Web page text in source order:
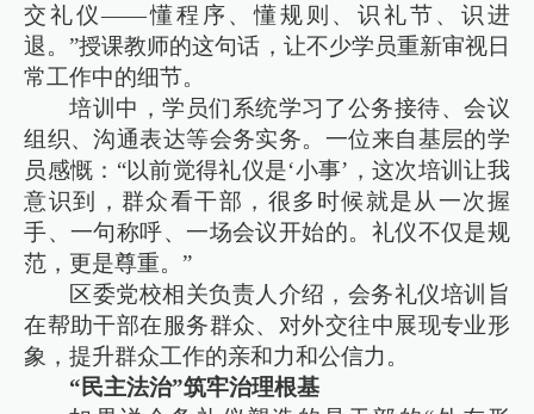
交礼仪——懂程序、懂规则、识礼节、识进
退。”授课教师的这句话，让不少学员重新审视日
常工作中的细节。
培训中，学员们系统学习了公务接待、会议
组织、沟通表达等会务实务。一位来自基层的学
员感慨：“以前觉得礼仪是‘小事’，这次培训让我
意识到，群众看干部，很多时候就是从一次握
手、一句称呼、一场会议开始的。礼仪不仅是规
范，更是尊重。”
区委党校相关负责人介绍，会务礼仪培训旨
在帮助干部在服务群众、对外交往中展现专业形
象，提升群众工作的亲和力和公信力。
“民主法治”筑牢治理根基